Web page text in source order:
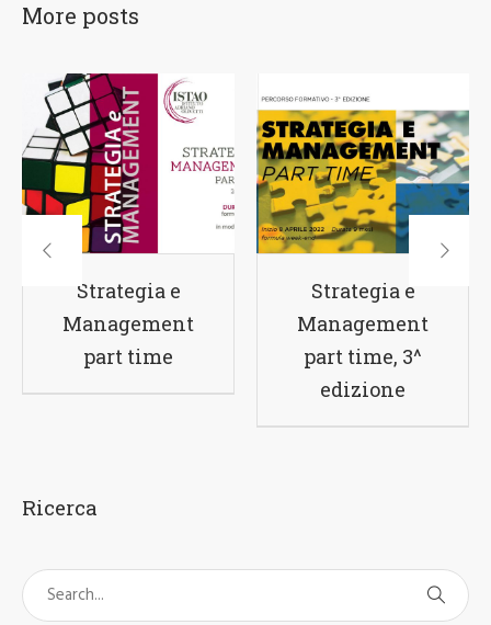
More posts
Strategia e
Management
part time, 3^
edizione
Management
d’impresa:
diplomazia
economica e
promozione